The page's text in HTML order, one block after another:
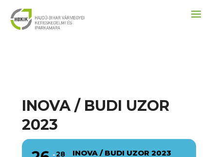
INOVA / BUDI UZOR
2023
28 INOVA / BUDI UZOR 2023